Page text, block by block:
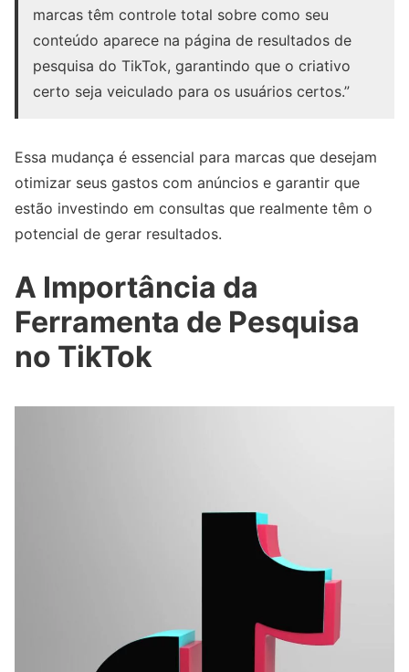
marcas têm controle total sobre como seu
conteúdo aparece na página de resultados de
pesquisa do TikTok, garantindo que o criativo
certo seja veiculado para os usuários certos.”
Essa mudança é essencial para marcas que desejam
otimizar seus gastos com anúncios e garantir que
estão investindo em consultas que realmente têm o
potencial de gerar resultados.
A Importância da
Ferramenta de Pesquisa
no TikTok